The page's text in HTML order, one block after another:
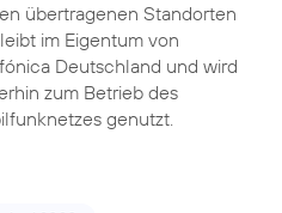
übertragenen Standorten
im Eigentum von
Deutschland und wird
zum Betrieb des
genutzt.